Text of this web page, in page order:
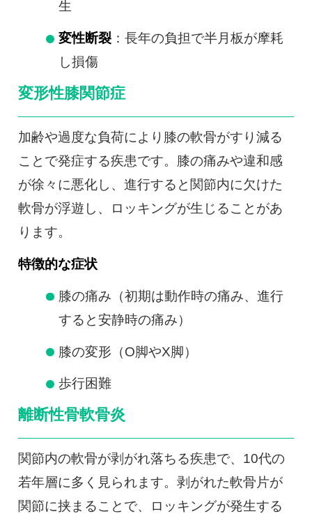
生
変性断裂：長年の負担で半月板が摩耗
し損傷
変形性膝関節症
加齢や過度な負荷により膝の軟骨がすり減る
ことで発症する疾患です。膝の痛みや違和感
が徐々に悪化し、進行すると関節内に欠けた
軟骨が浮遊し、ロッキングが生じることがあ
ります。
特徴的な症状
膝の痛み（初期は動作時の痛み、進行
すると安静時の痛み）
膝の変形（O脚やX脚）
歩行困難
離断性骨軟骨炎
関節内の軟骨が剥がれ落ちる疾患で、10代の
若年層に多く見られます。剥がれた軟骨片が
関節に挟まることで、ロッキングが発生する